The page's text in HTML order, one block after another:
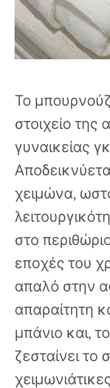
Το
στοιχείο της
γυναικείας
χειμώνα,
στο
εποχές του
απαλό στην
απαραίτητη
μπάνιο και,
ζεσταίνει